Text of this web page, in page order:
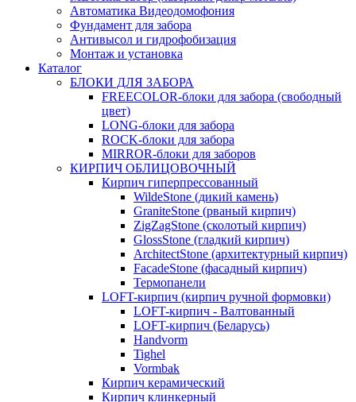
Автоматика Видеодомофония
Фундамент для забора
Антивысол и гидрофобизация
Монтаж и установка
Каталог
БЛОКИ ДЛЯ ЗАБОРА
FREECOLOR-блоки для забора (свободный
цвет)
LONG-блоки для забора
ROCK-блоки для забора
MIRROR-блоки для заборов
КИРПИЧ ОБЛИЦОВОЧНЫЙ
Кирпич гиперпрессованный
WildeStone (дикий камень)
GraniteStone (рваный кирпич)
ZigZagStone (сколотый кирпич)
GlossStone (гладкий кирпич)
ArchitectStone (архитектурный кирпич)
FacadeStone (фасадный кирпич)
Термопанели
LOFT-кирпич (кирпич ручной формовки)
LOFT-кирпич - Валтованный
LOFT-кирпич (Беларусь)
Handvorm
Tighel
Vormbak
Кирпич керамический
Кирпич клинкерный